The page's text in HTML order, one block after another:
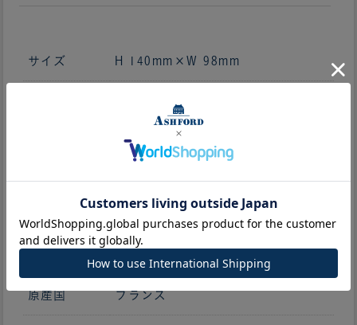
サイズ H 140mm×W 98mm
約82g
RING SIZE 11mm(収納枚数約70枚)
素材 牛革
ツヤなしソフト革
原産国 フランス